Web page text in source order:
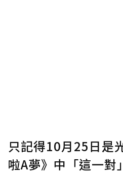
只記得10月25日是
啦A夢》中「這一對